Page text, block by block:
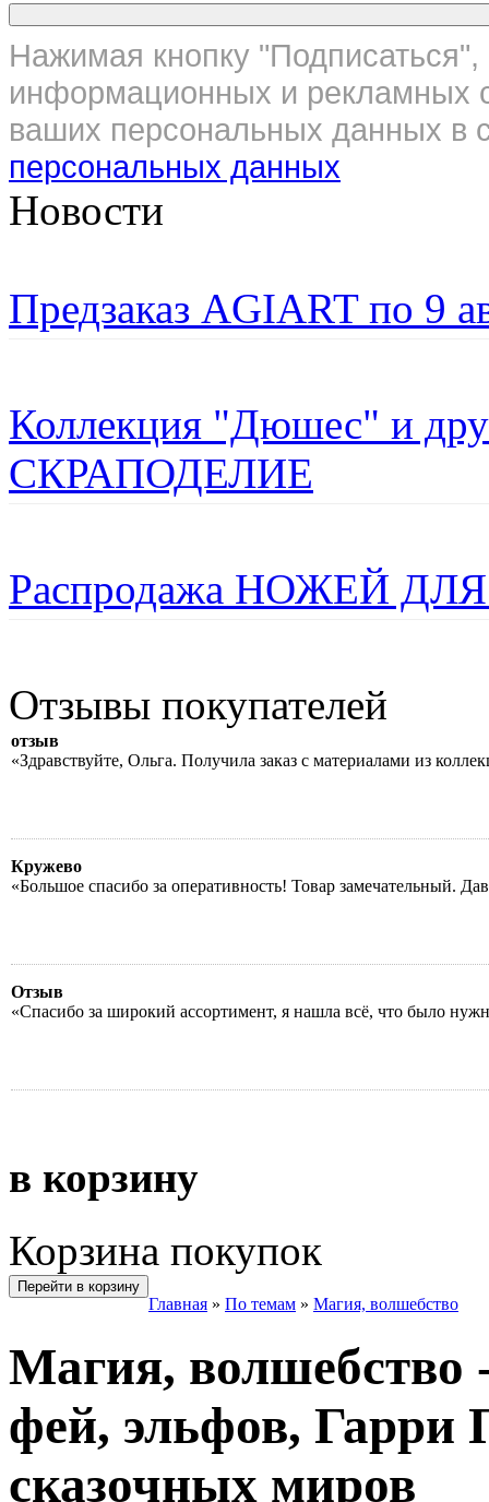
Нажимая кнопку
информационных и рекламных
ваших персональных данных в
персональных данных
Новости
Предзаказ AGIART по 9
Коллекция "Дюшес" и
СКРАПОДЕЛИЕ
Распродажа НОЖЕЙ
Отзывы покупателей
отзыв
«Здравствуйте, Ольга. Получила заказ с материалами из
Кружево
«Большое спасибо за оперативность! Товар замечательный.
Отзыв
«Спасибо за широкий ассортимент, я нашла всё, что было
в корзину
Корзина покупок
Перейти в корзину
Главная » По темам » Магия, волшебство
Магия, волшебство
фей, эльфов, Гарри
сказочных миров